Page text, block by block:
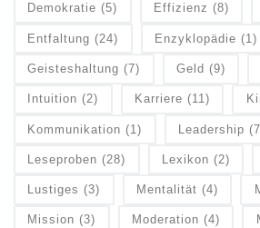
Demokratie (5) Effizienz (8)
Entfaltung (24) Enzyklopädie (1)
Geisteshaltung (7) Geld (9)
Intuition (2) Karriere (11)
Kommunikation (1) Leadership
Leseproben (28) Lexikon (2)
Lustiges (3) Mentalität (4)
Mission (3) Moderation (4)